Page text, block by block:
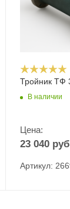
Тройник ТФ
В наличии
Цена:
23 040
Артикул: